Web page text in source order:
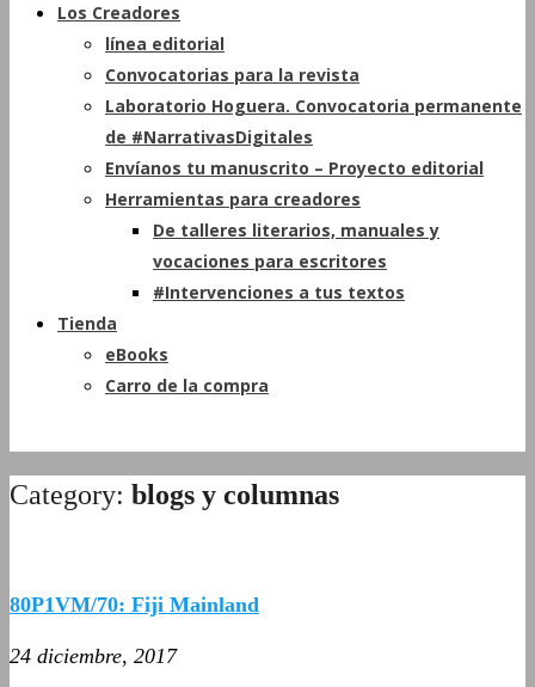
Los Creadores
línea editorial
Convocatorias para la revista
Laboratorio Hoguera. Convocatoria permanente
de #NarrativasDigitales
Envíanos tu manuscrito – Proyecto editorial
Herramientas para creadores
De talleres literarios, manuales y
vocaciones para escritores
#Intervenciones a tus textos
Tienda
eBooks
Carro de la compra
Category: blogs y columnas
80P1VM/70: Fiji Mainland
24 diciembre, 2017